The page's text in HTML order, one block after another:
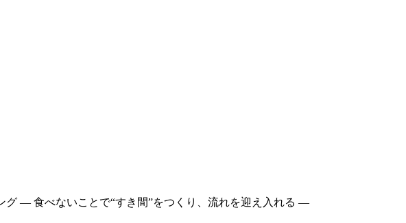
グ ― 食べないことで“すき間”をつくり、流れを迎え入れる ―